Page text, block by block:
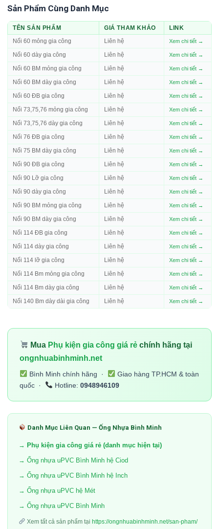
Sản Phẩm Cùng Danh Mục
TÊN SẢN PHẨM GIÁ THAM KHẢO
LINK
Nối 60 mỏng gia công
Liên hệ Xem chi tiết →
Nối 60 dày gia công Liên hệ Xem chi tiết →
Nối 60 BM mỏng gia công Liên hệ Xem chi tiết →
Nối 60 BM dày gia công Liên hệ Xem chi tiết →
Nối 60 ĐB gia công Liên hệ Xem chi tiết →
Nối 73,75,76 mỏng gia công Liên hệ Xem chi tiết →
Nối 73,75,76 dày gia công Liên hệ Xem chi tiết →
Nối 76 ĐB gia công Liên hệ Xem chi tiết →
Nối 75 BM dày gia công Liên hệ Xem chi tiết →
Nối 90 ĐB gia công Liên hệ Xem chi tiết →
Nối 90 Lỡ gia công Liên hệ Xem chi tiết →
Nối 90 dày gia công Liên hệ Xem chi tiết →
Nối 90 BM mỏng gia công Liên hệ Xem chi tiết →
Nối 90 BM dày gia công Liên hệ Xem chi tiết →
Nối 114 ĐB gia công Liên hệ Xem chi tiết →
Nối 114 dày gia công Liên hệ Xem chi tiết →
Nối 114 lỡ gia công Liên hệ Xem chi tiết →
Nối 114 Bm mỏng gia công Liên hệ Xem chi tiết →
Nối 114 Bm dày gia công Liên hệ Xem chi tiết →
Nối 140 Bm dày dài gia công Liên hệ Xem chi tiết →
Mua Phụ kiện gia công giá rẻ chính hãng tại
ongnhuabinhminh.net
Bình Minh chính hãng ·
Giao hàng TP.HCM & toàn
quốc ·
Hotline: 0948946109
Danh Mục Liên Quan — Ống Nhựa Bình Minh
→ Phụ kiện gia công giá rẻ (danh mục hiện tại)
→ Ống nhựa uPVC Bình Minh hệ Ciod
→ Ống nhựa uPVC Bình Minh hệ Inch
→ Ống nhựa uPVC hệ Mét
→ Ống nhựa uPVC Bình Minh
Xem tất cả sản phẩm tại https://ongnhuabinhminh.net/san-pham/